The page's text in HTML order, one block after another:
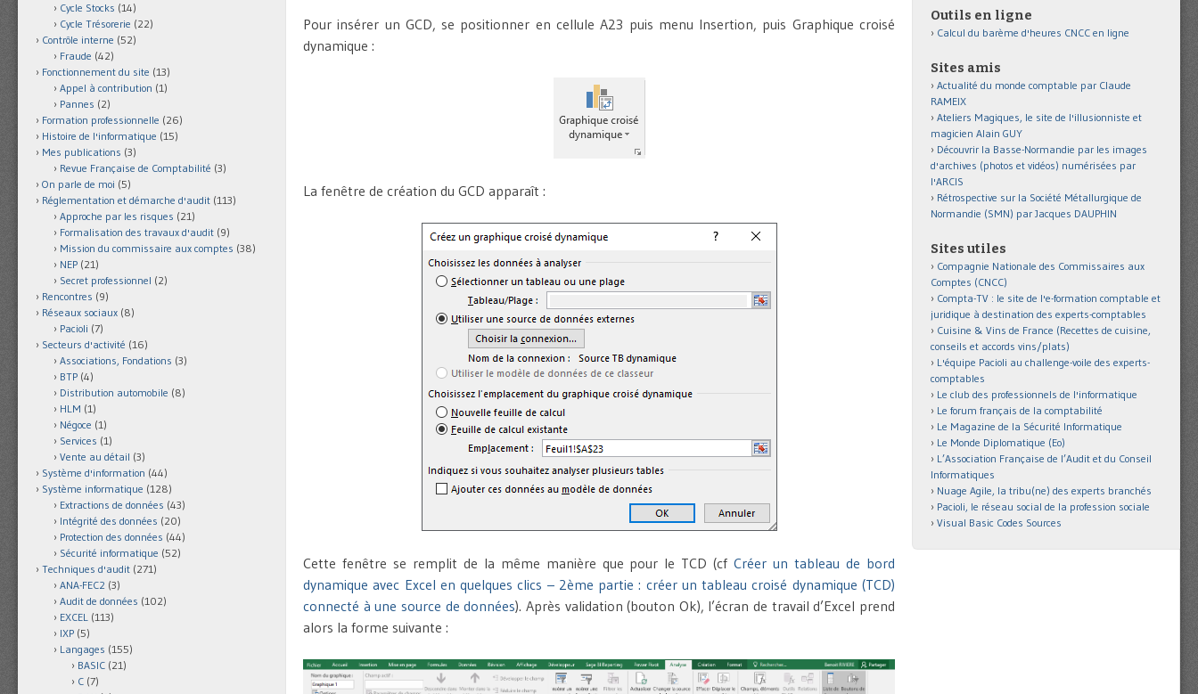
Pour insérer un GCD, se positionner en cellule A23 puis menu Insertion, puis Graphique croisé
dynamique :
La fenêtre de création du GCD apparaît :
Cette fenêtre se remplit de la même manière que pour le TCD (cfCréer un tableau de bord
dynamique avec Excel en quelques clics – 2ème partie : créer un tableau croisé dynamique (TCD)
connecté à une source de données). Après validation (bouton Ok), l’écran de travail d’Excel prend
alors la forme suivante :
Cycle Stocks (14)
Cycle Trésorerie (22)
Contrôle interne (52)
Fraude (42)
Fonctionnement du site (13)
Appel à contribution (1)
Pannes (2)
Formation professionnelle (26)
Histoire de l'informatique (15)
Mes publications (3)
Revue Française de Comptabilité (3)
On parle de moi (5)
Réglementation et démarche d'audit (113)
Approche par les risques (21)
Formalisation des travaux d'audit (9)
Mission du commissaire aux comptes (38)
NEP (21)
Secret professionnel (2)
Rencontres (9)
Réseaux sociaux (8)
Pacioli (7)
Secteurs d'activité (16)
Associations, Fondations (3)
BTP (4)
Distribution automobile (8)
HLM (1)
Négoce (1)
Services (1)
Vente au détail (3)
Système d'information (44)
Système informatique (128)
Extractions de données (43)
Intégrité des données (20)
Protection des données (44)
Sécurité informatique (52)
Techniques d'audit (271)
ANA-FEC2 (3)
Audit de données (102)
EXCEL (113)
IXP (5)
Langages (155)
BASIC (21)
C (7)
Outils en ligne
Calcul du barème d'heures CNCC en ligne
Sites amis
Actualité du monde comptable par Claude
RAMEIX
Ateliers Magiques, le site de l'illusionniste et
magicien Alain GUY
Découvrir la Basse-Normandie par les images
d'archives (photos et vidéos) numérisées par
l'ARCIS
Rétrospective sur la Société Métallurgique de
Normandie (SMN) par Jacques DAUPHIN
Sites utiles
Compagnie Nationale des Commissaires aux
Comptes (CNCC)
Compta-TV : le site de l'e-formation comptable et
juridique à destination des experts-comptables
Cuisine & Vins de France (Recettes de cuisine,
conseils et accords vins/plats)
L'équipe Pacioli au challenge-voile des experts-
comptables
Le club des professionnels de l'informatique
Le forum français de la comptabilité
Le Magazine de la Sécurité Informatique
Le Monde Diplomatique (Eo)
L’Association Française de l’Audit et du Conseil
Informatiques
Nuage Agile, la tribu(ne) des experts branchés
Pacioli, le réseau social de la profession sociale
Visual Basic Codes Sources